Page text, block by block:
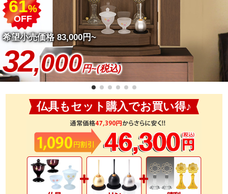
61%
OFF
希望小売価格 83,000円~
32,000円~(税込)
仏具もセット購入でお買い得♪